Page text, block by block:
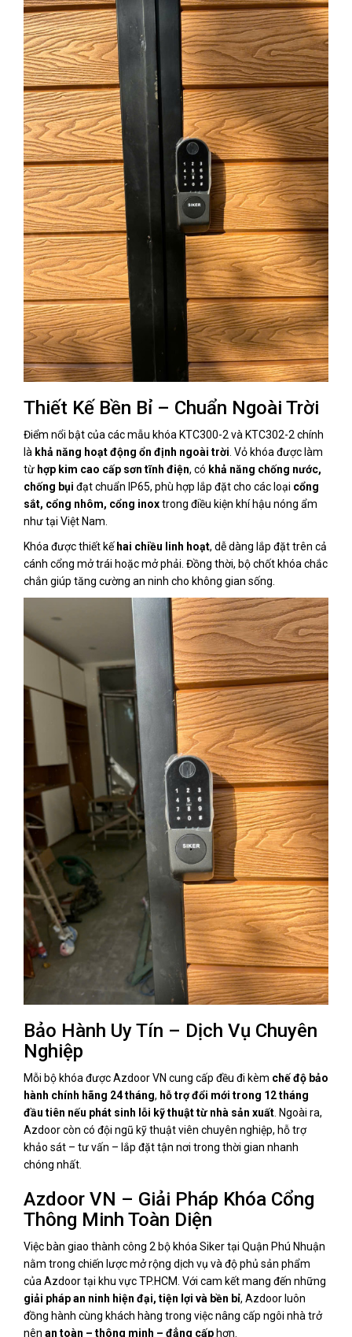
Thiết Kế Bền Bỉ – Chuẩn Ngoài Trời
Điểm nổi bật của các mẫu khóa KTC300-2 và KTC302-2 chính
là khả năng hoạt động ổn định ngoài trời . Vỏ khóa được làm
từ hợp kim cao cấp sơn tĩnh điện, có khả năng chống nước,
chống bụi đạt chuẩn IP65, phù hợp lắp đặt cho các loại cổng
sắt, cổng nhôm, cổng inoxtrong điều kiện khí hậu nóng ẩm
như tại Việt Nam.
Khóa được thiết kế hai chiều linh hoạt, dễ dàng lắp đặt trên cả
cánh cổng mở trái hoặc mở phải. Đồng thời, bộ chốt khóa chắc
chắn giúp tăng cường an ninh cho không gian sống.
Bảo Hành Uy Tín – Dịch Vụ Chuyên
Nghiệp
Mỗi bộ khóa được Azdoor VN cung cấp đều đi kèm chế độ bảo
hành chính hãng 24 tháng, hỗ trợ đổi mới trong 12 tháng
đầu tiên nếu phát sinh lỗi kỹ thuật từ nhà sản xuất. Ngoài ra,
Azdoor còn có đội ngũ kỹ thuật viên chuyên nghiệp, hỗ trợ
khảo sát – tư vấn – lắp đặt tận nơi trong thời gian nhanh
chóng nhất.
Azdoor VN – Giải Pháp Khóa Cổng
Thông Minh Toàn Diện
Việc bàn giao thành công 2 bộ khóa Siker tại Quận Phú Nhuận
nằm trong chiến lược mở rộng dịch vụ và độ phủ sản phẩm
của Azdoor tại khu vực TP.HCM. Với cam kết mang đến những
giải pháp an ninh hiện đại, tiện lợi và bền bỉ, Azdoor luôn
đồng hành cùng khách hàng trong việc nâng cấp ngôi nhà trở
nên an toàn – thông minh – đẳng cấp hơn.